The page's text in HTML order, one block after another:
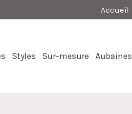
Accueil
Styles Sur-mesure Aubaines